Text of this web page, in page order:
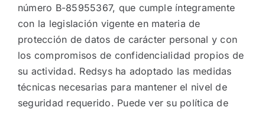
número B-85955367, que cumple íntegramente
con la legislación vigente en materia de
protección de datos de carácter personal y con
los compromisos de confidencialidad propios de
su actividad. Redsys ha adoptado las medidas
técnicas necesarias para mantener el nivel de
seguridad requerido. Puede ver su política de